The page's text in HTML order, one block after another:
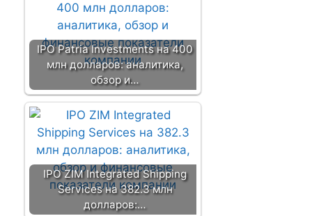
IPO Patria Investments на 400
млн долларов: аналитика,
обзор и…
IPO ZIM Integrated Shipping
Services на 382.3 млн
долларов:…